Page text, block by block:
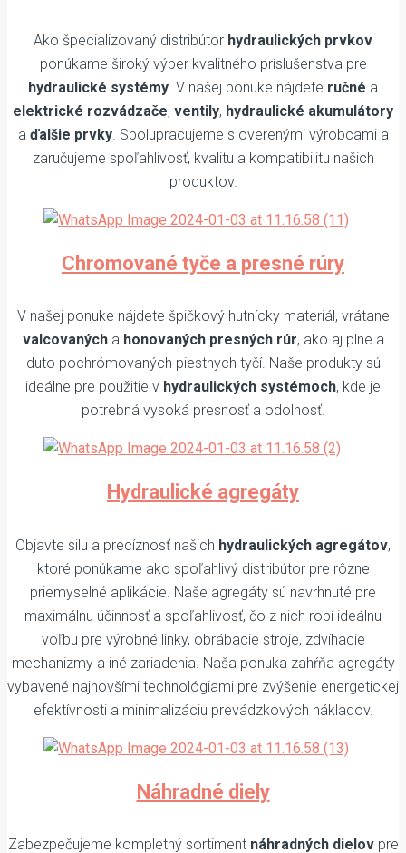
Ako špecializovaný distribútor hydraulických prvkov
ponúkame široký výber kvalitného príslušenstva pre
hydraulické systémy . V našej ponuke nájdete ručné a
elektrické rozvádzače, ventily, hydraulické akumulátory
a ďalšie prvky. Spolupracujeme s overenými výrobcami a
zaručujeme spoľahlivosť, kvalitu a kompatibilitu našich
produktov.
Chromované tyče a presné rúry
V našej ponuke nájdete špičkový hutnícky materiál, vrátane
valcovanýcha honovaných presných rúr, ako aj plne a
duto pochrómovaných piestnych tyčí. Naše produkty sú
ideálne pre použitie v hydraulických systémoch, kde je
potrebná vysoká presnosť a odolnosť.
Hydraulické agregáty
Objavte silu a precíznosť našich hydraulických agregátov,
ktoré ponúkame ako spoľahlivý distribútor pre rôzne
priemyselné aplikácie. Naše agregáty sú navrhnuté pre
maximálnu účinnosť a spoľahlivosť, čo z nich robí ideálnu
voľbu pre výrobné linky, obrábacie stroje, zdvíhacie
mechanizmy a iné zariadenia. Naša ponuka zahŕňa agregáty
vybavené najnovšími technológiami pre zvýšenie energetickej
efektívnosti a minimalizáciu prevádzkových nákladov.
Náhradné diely
Zabezpečujeme kompletný sortiment náhradných dielovpre